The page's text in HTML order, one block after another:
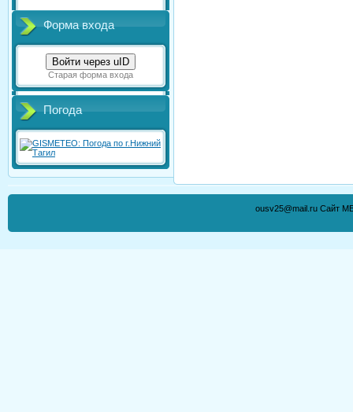
Форма входа
Войти через uID
Старая форма входа
Погода
ousv25@mail.ru Сайт